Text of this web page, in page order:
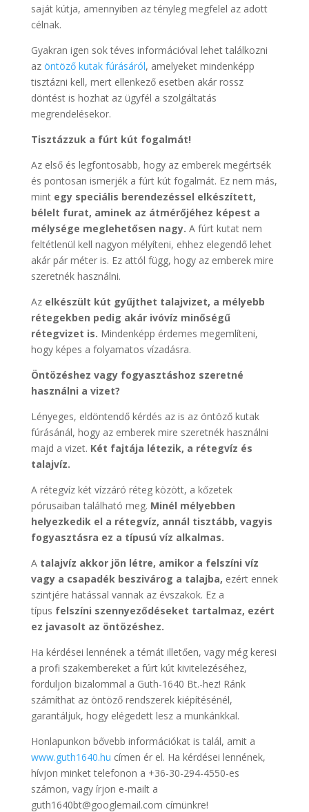
saját kútja, amennyiben az tényleg megfelel az adott
célnak.
Gyakran igen sok téves információval lehet találkozni
az öntöző kutak fúrásáról, amelyeket mindenképp
tisztázni kell, mert ellenkező esetben akár rossz
döntést is hozhat az ügyfél a szolgáltatás
megrendelésekor.
Tisztázzuk a fúrt kút fogalmát!
Az első és legfontosabb, hogy az emberek megértsék
és pontosan ismerjék a fúrt kút fogalmát. Ez nem más,
mint egy speciális berendezéssel elkészített,
bélelt furat, aminek az átmérőjéhez képest a
mélysége meglehetősen nagy. A fúrt kutat nem
feltétlenül kell nagyon mélyíteni, ehhez elegendő lehet
akár pár méter is. Ez attól függ, hogy az emberek mire
szeretnék használni.
Az elkészült kút gyűjthet talajvizet, a mélyebb
rétegekben pedig akár ivóvíz minőségű
rétegvizet is. Mindenképp érdemes megemlíteni,
hogy képes a folyamatos vízadásra.
Öntözéshez vagy fogyasztáshoz szeretné
használni a vizet?
Lényeges, eldöntendő kérdés az is az öntöző kutak
fúrásánál, hogy az emberek mire szeretnék használni
majd a vizet. Két fajtája létezik, a rétegvíz és
talajvíz.
A rétegvíz két vízzáró réteg között, a kőzetek
pórusaiban található meg. Minél mélyebben
helyezkedik el a rétegvíz, annál tisztább, vagyis
fogyasztásra ez a típusú víz alkalmas.
Atalajvíz akkor jön létre, amikor a felszíni víz
vagy a csapadék beszivárog a talajba, ezért ennek
szintjére hatással vannak az évszakok. Ez a
típus felszíni szennyeződéseket tartalmaz, ezért
ez javasolt az öntözéshez.
Ha kérdései lennének a témát illetően, vagy még keresi
a profi szakembereket a fúrt kút kivitelezéséhez,
forduljon bizalommal a Guth-1640 Bt.-hez! Ránk
számíthat az öntöző rendszerek kiépítésénél,
garantáljuk, hogy elégedett lesz a munkánkkal.
Honlapunkon bővebb információkat is talál, amit a
www.guth1640.hu címen ér el. Ha kérdései lennének,
hívjon minket telefonon a +36-30-294-4550-es
számon, vagy írjon e-mailt a
guth1640bt@googlemail.com címünkre!